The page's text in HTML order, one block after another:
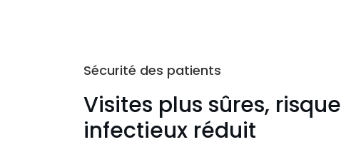
Sécurité des patients
Visites plus sûres, risque
infectieux réduit